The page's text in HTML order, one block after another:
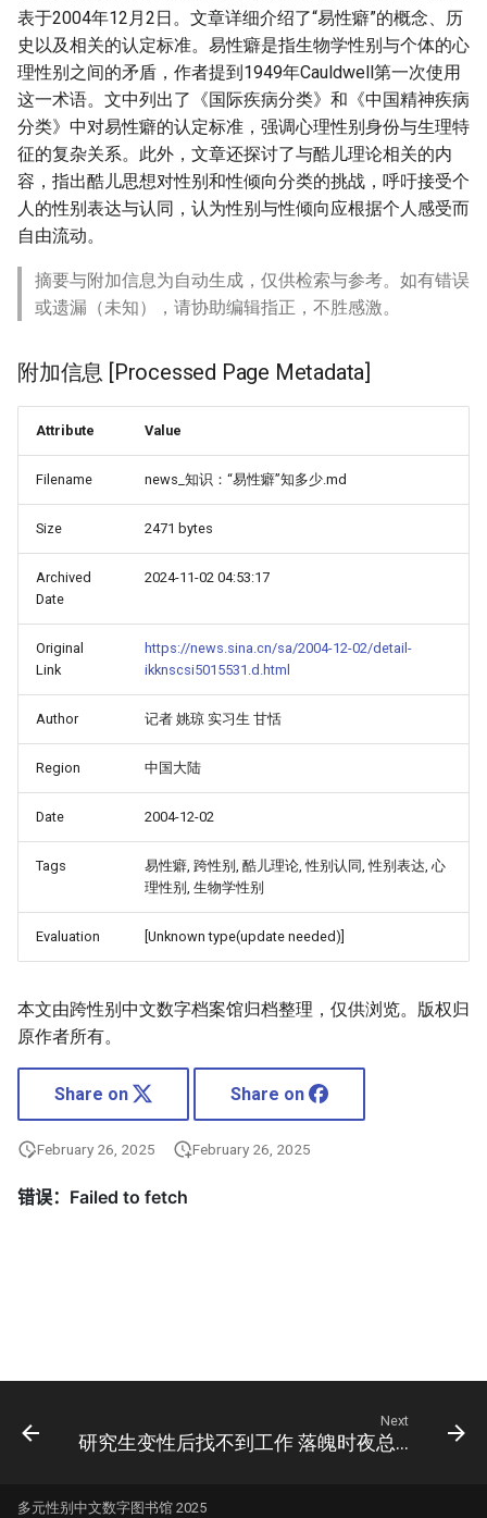
表于2004年12月2日。文章详细介绍了“易性癖”的概念、历
史以及相关的认定标准。易性癖是指生物学性别与个体的心
理性别之间的矛盾，作者提到1949年Cauldwell第一次使用
这一术语。文中列出了《国际疾病分类》和《中国精神疾病
分类》中对易性癖的认定标准，强调心理性别身份与生理特
征的复杂关系。此外，文章还探讨了与酷儿理论相关的内
容，指出酷儿思想对性别和性倾向分类的挑战，呼吁接受个
人的性别表达与认同，认为性别与性倾向应根据个人感受而
自由流动。
摘要与附加信息为自动生成，仅供检索与参考。如有错误
或遗漏（未知），请协助编辑指正，不胜感激。
附加信息 [Processed Page Metadata]
Attribute Value
Filename news_知识：“易性癖”知多少.md
Size 2471 bytes
Archived
Date
2024-11-02 04:53:17
Original
Link
https://news.sina.cn/sa/2004-12-02/detail-
ikknscsi5015531.d.html
Author 记者 姚琼 实习生 甘恬
Region 中国大陆
Date 2004-12-02
Tags
易性癖, 跨性别, 酷儿理论, 性别认同, 性别表达, 心
理性别, 生物学性别
Evaluation [Unknown type(update needed)]
本文由跨性别中文数字档案馆归档整理，仅供浏览。版权归
原作者所有。
Share on Share on
February 26, 2025 February 26, 2025
Next
研究生变性后找不到工作 落魄时夜总会陪酒
多元性别中文数字图书馆 2025